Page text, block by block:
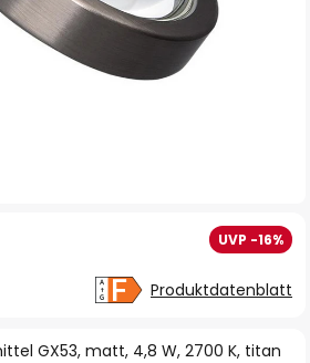
GX53, matt, 4,8 W, 2700 K, titan
UVP -16%
Produktdatenblatt